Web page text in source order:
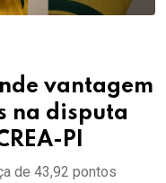
vantagem
na disputa
PI
de 43,92 pontos